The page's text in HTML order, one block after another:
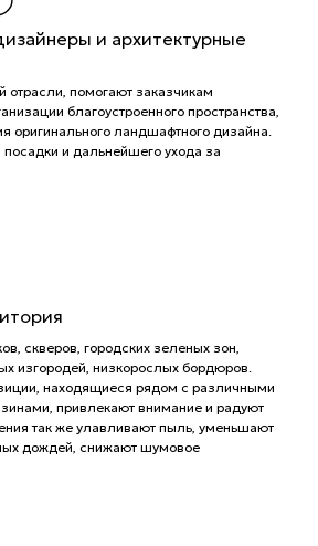
и архитектурные
отрасли, помогают заказчикам
благоустроенного пространства,
оригинального ландшафтного дизайна.
и дальнейшего ухода за
скверов, городских зеленых зон,
изгородей, низкорослых бордюров.
находящиеся рядом с различными
привлекают внимание и радуют
так же улавливают пыль, уменьшают
дождей, снижают шумовое